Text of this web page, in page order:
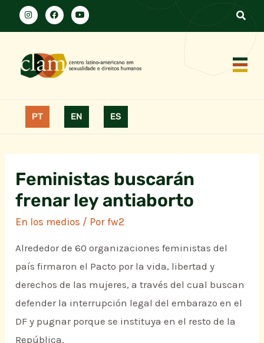
PT EN ES
Feministas buscarán
frenar ley antiaborto
En los medios / Porfw2
Alrededor de 60 organizaciones feministas del
país firmaron el Pacto por la vida, libertad y
derechos de las mujeres, a través del cual buscan
defender la interrupción legal del embarazo en el
DF y pugnar porque se instituya en el resto de la
República.